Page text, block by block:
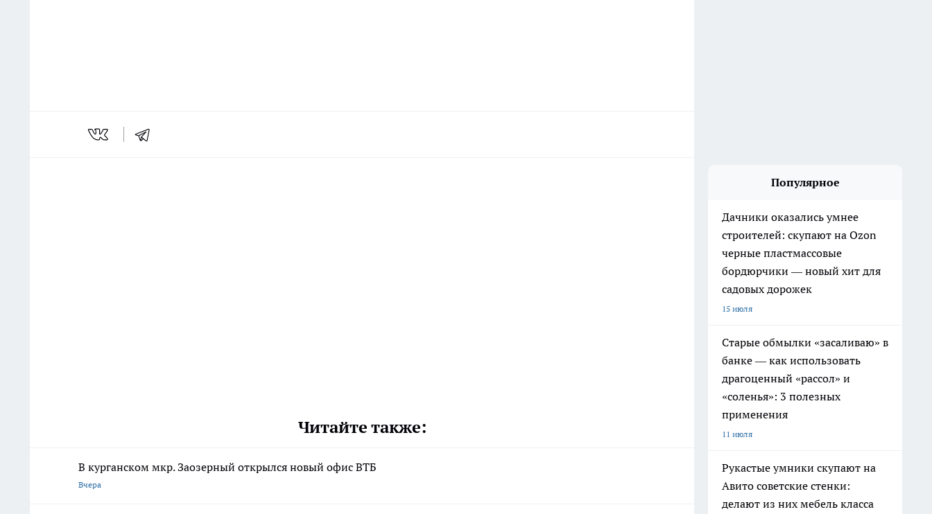
Читайте также:
В курганском мкр. Заозерный открылся новый офис ВТБ
Вчера
Популярное
Дачники оказались умнее
строителей: скупают на Ozon
черные пластмассовые
бордюрчики — новый хит для
садовых дорожек
15 июля
Старые обмылки «засаливаю» в
банке — как использовать
драгоценный «рассол» и
«соленья»: 3 полезных
применения
11 июля
Рукастые умники скупают на
Авито советские стенки:
делают из них мебель класса